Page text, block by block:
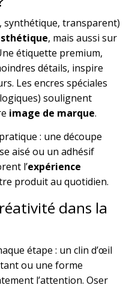
synthétique, transparent)
, mais aussi sur
étiquette premium,
détails, inspire
Les encres spéciales
soulignent
image de marque.
: une découpe
aisé ou un adhésif
l’expérience
produit au quotidien.
dans la
étape : un clin d’œil
ou une forme
l’attention. Oser